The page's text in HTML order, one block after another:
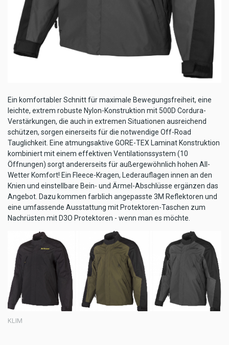
Ein komfortabler Schnitt für maximale Bewegungsfreiheit, eine
leichte, extrem robuste Nylon-Konstruktion mit 500D Cordura-
Verstärkungen, die auch in extremen Situationen ausreichend
schützen, sorgen einerseits für die notwendige Off-Road
Tauglichkeit. Eine atmungsaktive GORE-TEX Laminat Konstruktion
kombiniert mit einem effektiven Ventilationssystem (10
Öffnungen) sorgt andererseits für außergewöhnlich hohen All-
Wetter Komfort! Ein Fleece-Kragen, Lederauflagen innen an den
Knien und einstellbare Bein- und Ärmel-Abschlüsse ergänzen das
Angebot. Dazu kommen farblich angepasste 3M Reflektoren und
eine umfassende Ausstattung mit Protektoren-Taschen zum
Nachrüsten mit D3O Protektoren - wenn man es möchte.
KLIM